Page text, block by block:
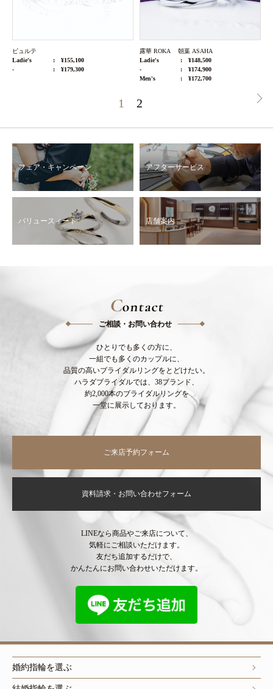
ピュルテ
Ladie's
¥155,100
-
¥179,300
露華 ROKA 朝葉 ASAHA
Ladie's
¥148,500
-
¥174,900
Men's
¥172,700
1 2
フェア・キャンペーン アフターサービス
バリュースィート 店舗案内
Contact
ご相談・お問い合わせ
ひとりでも多くの方に、
一組でも多くのカップルに、
品質の高いブライダルリングをとどけたい。
ハラダブライダルでは、38ブランド、
約2,000本のブライダルリングを
一堂に展示しております。
ご来店予約フォーム
資料請求・お問い合わせフォーム
LINEなら商品やご来店について、
気軽にご相談いただけます。
友だち追加するだけで、
かんたんにお問い合わせいただけます。
婚約指輪を選ぶ